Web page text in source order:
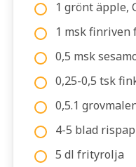
1 grönt äpple,
1 msk finriven
0,5 msk
0,25-0,5 tsk
0,5.1
4-5 blad
5 dl frityrolja